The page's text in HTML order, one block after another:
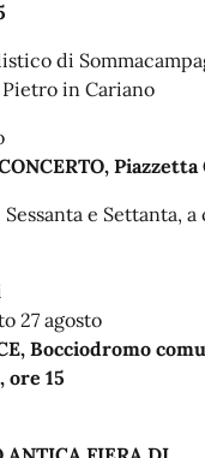
di
in Cariano
e Settanta, a
27 agosto
Bocciodromo
15